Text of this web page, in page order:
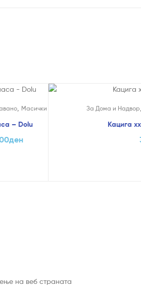
Mасички и столчиња
– Dolu
ден
За Дома и Надвор
Кацига
на веб страната